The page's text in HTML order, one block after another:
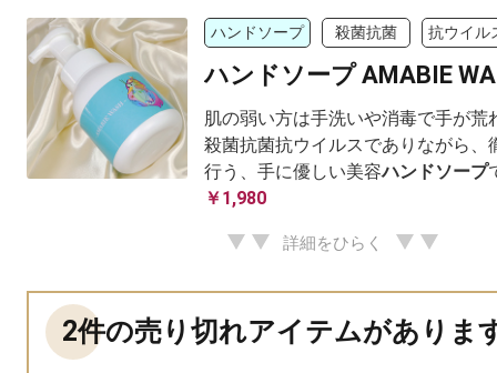
ハンドソープ 殺菌抗菌 抗ウイル
ハンドソープ AMABIE
肌の弱い方は手洗いや消毒で手が荒
殺菌抗菌抗ウイルスでありながら、
行う、手に優しい美容ハンドソープ
￥1,980
詳細をひらく
2件の売り切れアイテムがありま